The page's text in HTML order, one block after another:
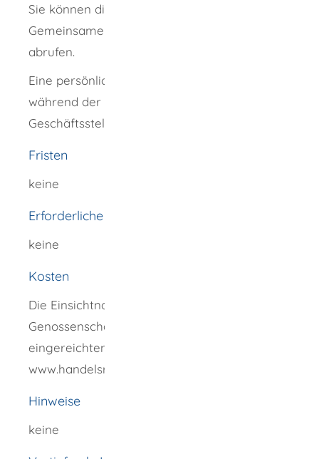
Sie können die Daten online über das
Gemeinsame Registerportal der Länder
abrufen.
Eine persönliche Einsicht in das Register ist
während der Dienststunden in der
Geschäftsstelle der Registergerichte möglich.
Fristen
keine
Erforderliche Unterlagen
keine
Kosten
Die Einsichtnahme in das
Genossenschaftsregister sowie in die dazu
eingereichten Dokumente unter
www.handelsregister.de ist kostenfrei.
Hinweise
keine